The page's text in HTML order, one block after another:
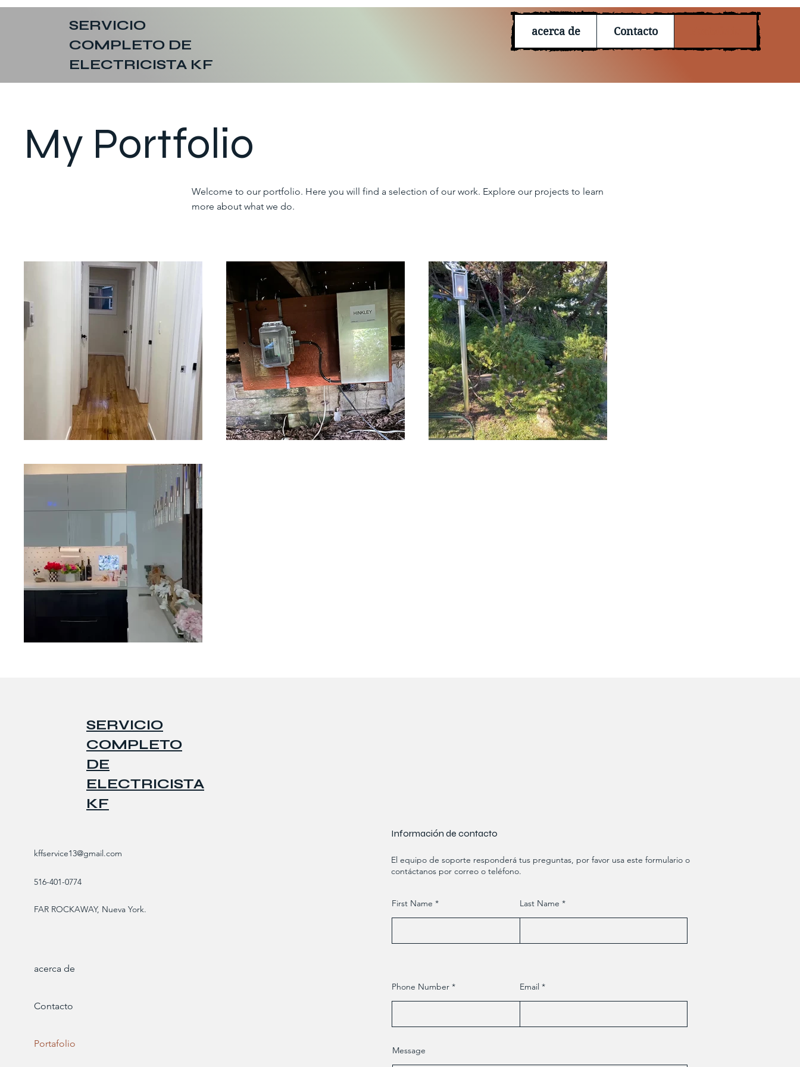
SERVICIO
COMPLETO DE
ELECTRICISTA KF
acerca de Contacto
My Portfolio
Welcome to our portfolio. Here you will find a selection of our work. Explore our projects to learn
more about what we do.
SERVICIO
COMPLETO
DE
ELECTRICISTA
KF
kffservice13@gmail.com
516-401-0774
FAR ROCKAWAY, Nueva York.
acerca de
Contacto
Portafolio
Información de contacto
El equipo de soporte responderá tus preguntas, por favor usa este formulario o
contáctanos por correo o teléfono.
First Name Last Name
Phone Number Email
Message